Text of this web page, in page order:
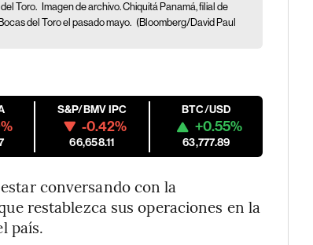
Toro. Imagen de archivo. Chiquitá Panamá, filial de
del Toro el pasado mayo. (Bloomberg/David Paul
S&P/BMV IPC
-0.42%
66,658.11
BTC/USD
+0.55%
63,777.89
conversando con la
restablezca sus operaciones en la
país.